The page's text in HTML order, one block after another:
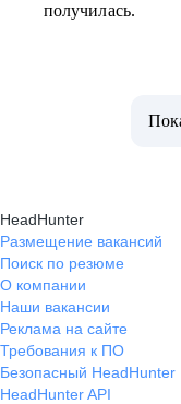
получилась.
HeadHunter
Размещение вакансий
Поиск по резюме
О компании
Наши вакансии
Реклама на сайте
Требования к ПО
Безопасный HeadHunter
HeadHunter API